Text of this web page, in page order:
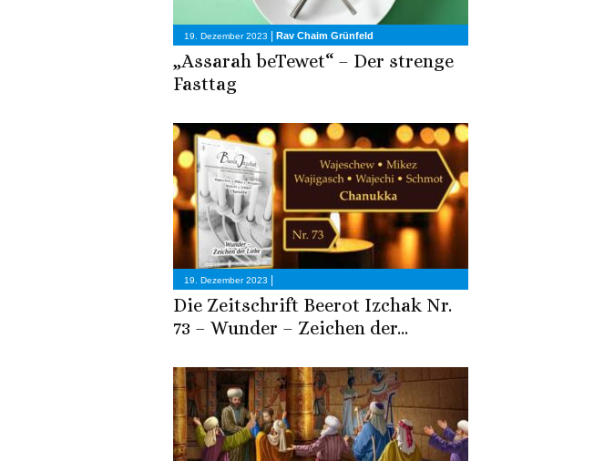
19. Dezember 2023 | Rav Chaim Grünfeld
„Assarah beTewet“ – Der strenge
Fasttag
19. Dezember 2023 |
Die Zeitschrift Beerot Izchak Nr.
73 – Wunder – Zeichen der...